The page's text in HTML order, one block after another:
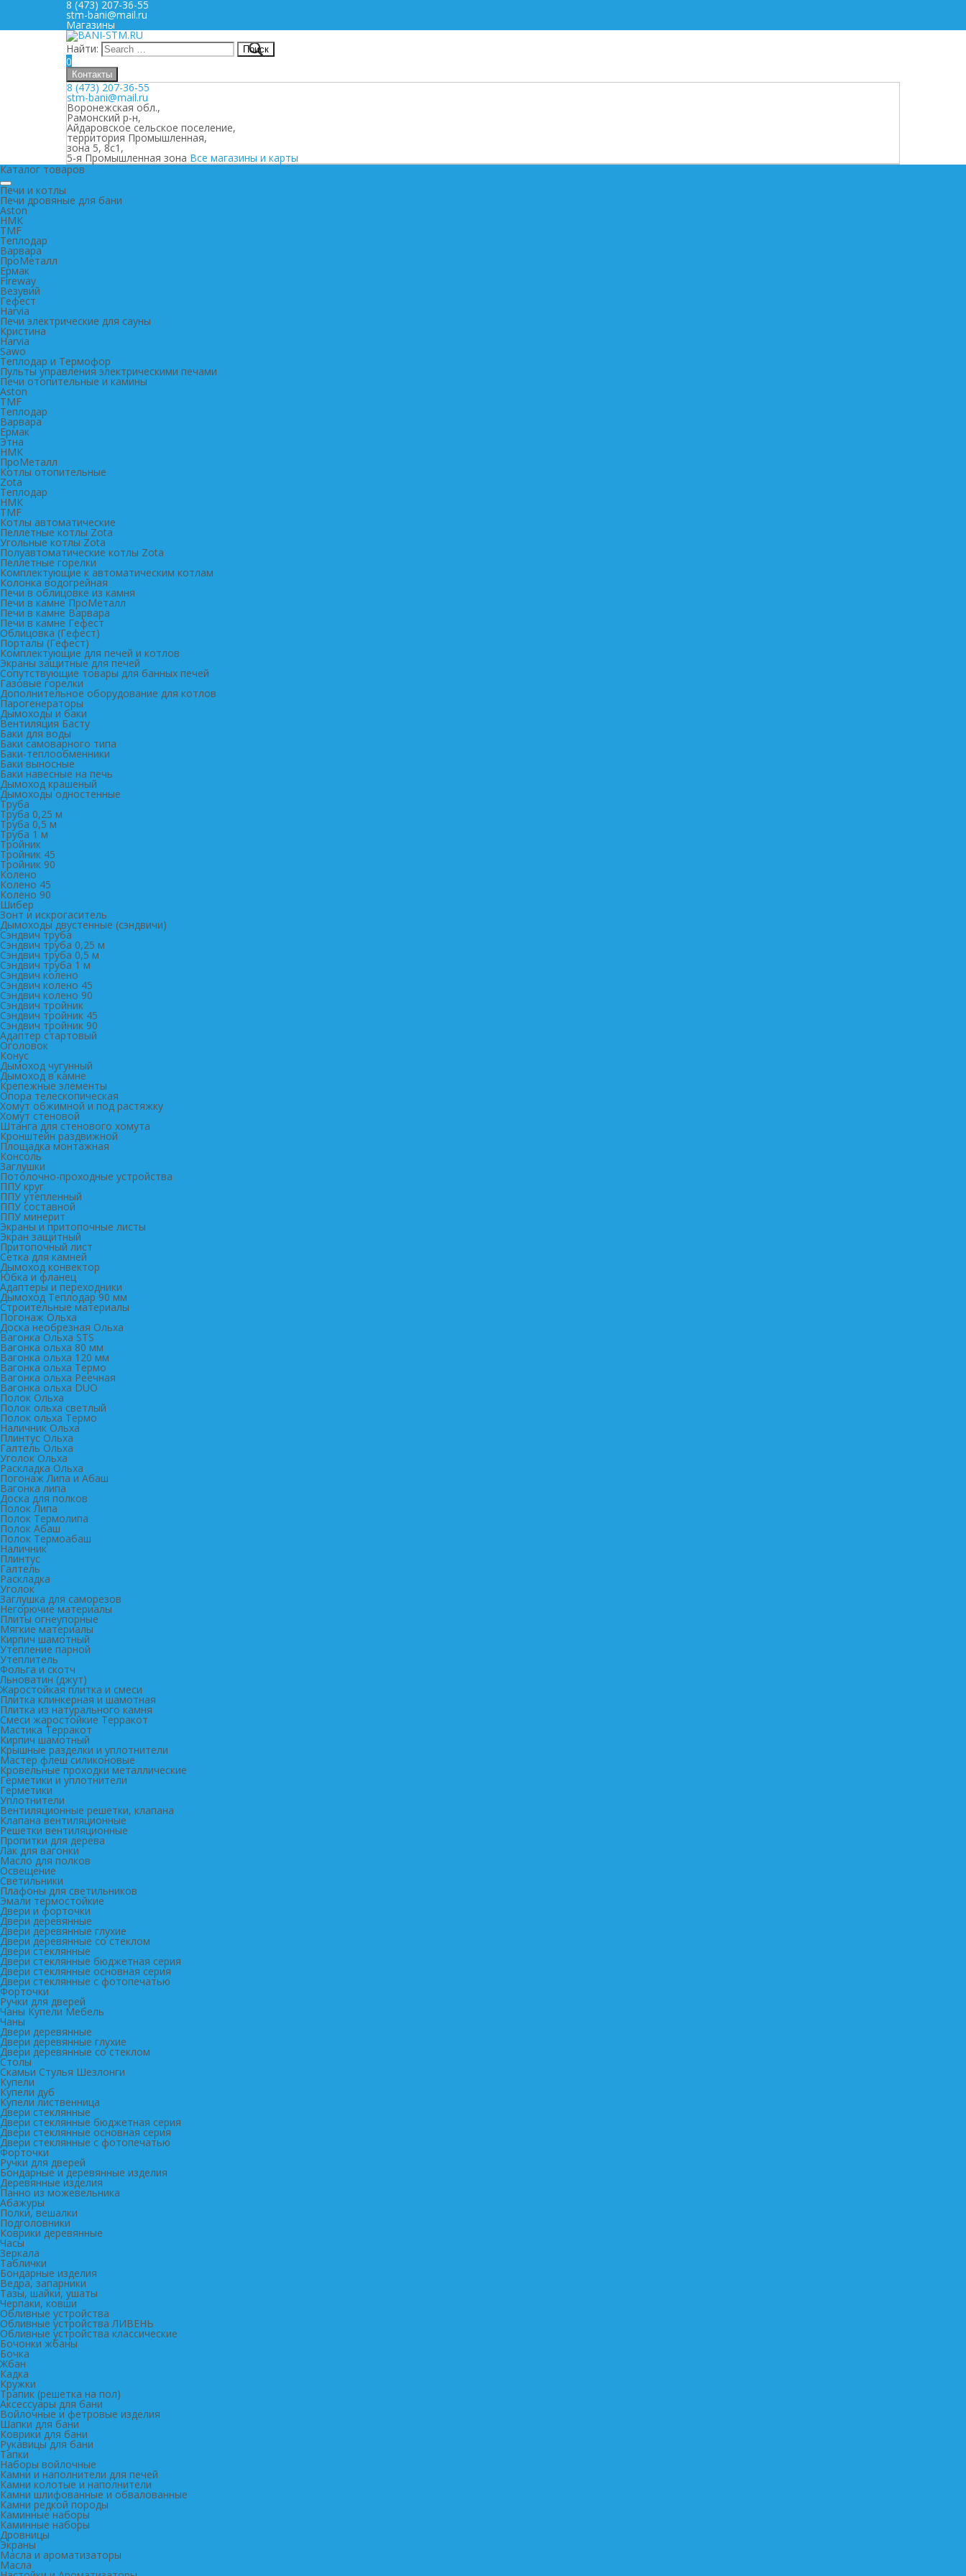
8 (473) 207-36-55
stm-bani@mail.ru
Магазины
Найти:
0
Контакты
8 (473) 207-36-55
stm-bani@mail.ru
Воронежская обл.,
Рамонский р-н,
Айдаровское сельское поселение,
территория Промышленная,
зона 5, 8с1,
5-я Промышленная зона Все магазины и карты
Каталог товаров
Печи и котлы
Печи дровяные для бани
Aston
НМК
TMF
Теплодар
Варвара
ПроМеталл
Ермак
Fireway
Везувий
Гефест
Harvia
Печи электрические для сауны
Кристина
Harvia
Sawo
Теплодар и Термофор
Пульты управления электрическими печами
Печи отопительные и камины
Aston
TMF
Теплодар
Варвара
Ермак
Этна
НМК
ПроМеталл
Котлы отопительные
Zota
Теплодар
НМК
TMF
Котлы автоматические
Пеллетные котлы Zota
Угольные котлы Zota
Полуавтоматические котлы Zota
Пеллетные горелки
Комплектующие к автоматическим котлам
Колонка водогрейная
Печи в облицовке из камня
Печи в камне ПроМеталл
Печи в камне Варвара
Печи в камне Гефест
Облицовка (Гефест)
Порталы (Гефест)
Комплектующие для печей и котлов
Экраны защитные для печей
Сопутствующие товары для банных печей
Газовые горелки
Дополнительное оборудование для котлов
Парогенераторы
Дымоходы и баки
Вентиляция Басту
Баки для воды
Баки самоварного типа
Баки-теплообменники
Баки выносные
Баки навесные на печь
Дымоход крашеный
Дымоходы одностенные
Труба
Труба 0,25 м
Труба 0,5 м
Труба 1 м
Тройник
Тройник 45
Тройник 90
Колено
Колено 45
Колено 90
Шибер
Зонт и искрогаситель
Дымоходы двустенные (сэндвичи)
Сэндвич труба
Сэндвич труба 0,25 м
Сэндвич труба 0,5 м
Сэндвич труба 1 м
Сэндвич колено
Сэндвич колено 45
Сэндвич колено 90
Сэндвич тройник
Сэндвич тройник 45
Сэндвич тройник 90
Адаптер стартовый
Оголовок
Конус
Дымоход чугунный
Дымоход в камне
Крепежные элементы
Опора телескопическая
Хомут обжимной и под растяжку
Хомут стеновой
Штанга для стенового хомута
Кронштейн раздвижной
Площадка монтажная
Консоль
Заглушки
Потолочно-проходные устройства
ППУ круг
ППУ утепленный
ППУ составной
ППУ минерит
Экраны и притопочные листы
Экран защитный
Притопочный лист
Сетка для камней
Дымоход конвектор
Юбка и фланец
Адаптеры и переходники
Дымоход Теплодар 90 мм
Cтроительные материалы
Погонаж Ольха
Доска необрезная Ольха
Вагонка Ольха STS
Вагонка ольха 80 мм
Вагонка ольха 120 мм
Вагонка ольха Термо
Вагонка ольха Реечная
Вагонка ольха DUO
Полок Ольха
Полок ольха светлый
Полок ольха Термо
Наличник Ольха
Плинтус Ольха
Галтель Ольха
Уголок Ольха
Раскладка Ольха
Погонаж Липа и Абаш
Вагонка липа
Доска для полков
Полок Липа
Полок Термолипа
Полок Абаш
Полок Термоабаш
Наличник
Плинтус
Галтель
Раскладка
Уголок
Заглушка для саморезов
Негорючие материалы
Плиты огнеупорные
Мягкие материалы
Кирпич шамотный
Утепление парной
Утеплитель
Фольга и скотч
Льноватин (джут)
Жаростойкая плитка и смеси
Плитка клинкерная и шамотная
Плитка из натурального камня
Смеси жаростойкие Терракот
Мастика Терракот
Кирпич шамотный
Крышные разделки и уплотнители
Мастер флеш силиконовые
Кровельные проходки металлические
Герметики и уплотнители
Герметики
Уплотнители
Вентиляционные решетки, клапана
Клапана вентиляционные
Решетки вентиляционные
Пропитки для дерева
Лак для вагонки
Масло для полков
Освещение
Светильники
Плафоны для светильников
Эмали термостойкие
Двери и форточки
Двери деревянные
Двери деревянные глухие
Двери деревянные со стеклом
Двери стеклянные
Двери стеклянные бюджетная серия
Двери стеклянные основная серия
Двери стеклянные с фотопечатью
Форточки
Ручки для дверей
Чаны Купели Мебель
Чаны
Двери деревянные
Двери деревянные глухие
Двери деревянные со стеклом
Столы
Скамьи Стулья Шезлонги
Купели
Купели дуб
Купели лиственница
Двери стеклянные
Двери стеклянные бюджетная серия
Двери стеклянные основная серия
Двери стеклянные с фотопечатью
Форточки
Ручки для дверей
Бондарные и деревянные изделия
Деревянные изделия
Панно из можевельника
Абажуры
Полки, вешалки
Подголовники
Коврики деревянные
Часы
Зеркала
Таблички
Бондарные изделия
Ведра, запарники
Тазы, шайки, ушаты
Черпаки, ковши
Обливные устройства
Обливные устройства ЛИВЕНЬ
Обливные устройства классические
Бочонки жбаны
Бочка
Жбан
Кадка
Кружки
Трапик (решетка на пол)
Аксессуары для бани
Войлочные и фетровые изделия
Шапки для бани
Коврики для бани
Рукавицы для бани
Тапки
Наборы войлочные
Камни и наполнители для печей
Камни колотые и наполнители
Камни шлифованные и обвалованные
Камни редкой породы
Каминные наборы
Каминные наборы
Дровницы
Экраны
Масла и ароматизаторы
Масла